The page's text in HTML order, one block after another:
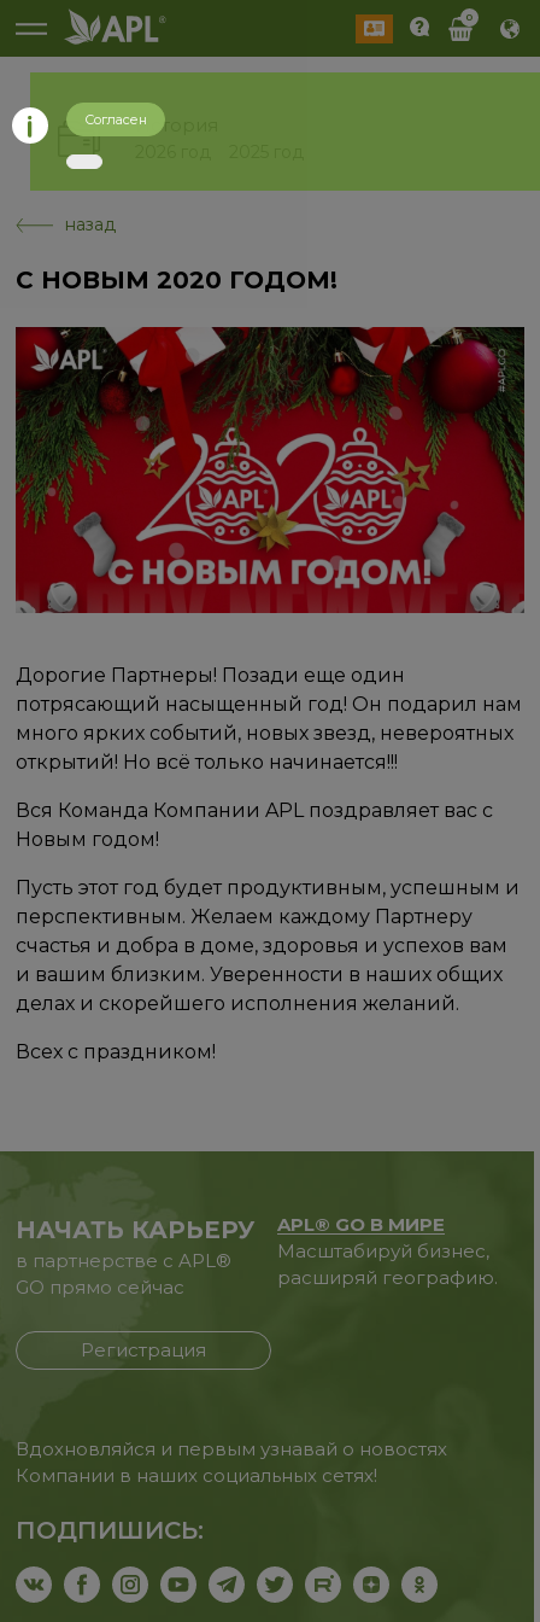
0
История
назад
С НОВЫМ 2020 ГОДОМ!
Дорогие Партнеры! Позади еще один
потрясающий насыщенный год! Он подарил нам
много ярких событий, новых звезд, невероятных
открытий! Но всё только начинается!!!
Вся Команда Компании APL поздравляет вас с
Новым годом!
Пусть этот год будет продуктивным, успешным и
перспективным. Желаем каждому Партнеру
счастья и добра в доме, здоровья и успехов вам
и вашим близким. Уверенности в наших общих
делах и скорейшего исполнения желаний.
Всех с праздником!
НАЧАТЬ КАРЬЕРУ
в партнерстве с APL®
GO прямо сейчас
Регистрация
APL® GO В МИРЕ
Масштабируй бизнес,
расширяй географию.
Вдохновляйся и первым узнавай о новостях
Компании в наших социальных сетях!
ПОДПИШИСЬ:
Согласен